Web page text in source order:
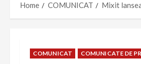
Home COMUNICAT Mixit
COMUNICAT COMUNICATE DE